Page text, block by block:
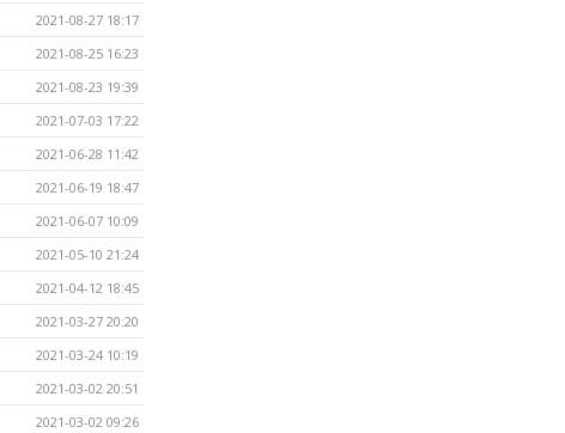
2021-08-27 18:17
2021-08-25 16:23
2021-08-23 19:39
2021-07-03 17:22
2021-06-28 11:42
2021-06-19 18:47
2021-06-07 10:09
2021-05-10 21:24
2021-04-12 18:45
2021-03-27 20:20
2021-03-24 10:19
2021-03-02 20:51
2021-03-02 09:26